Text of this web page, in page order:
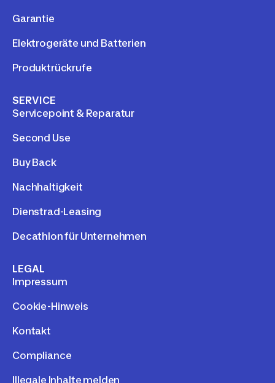
Garantie
Elektrogeräte und Batterien
Produktrückrufe
SERVICE
Servicepoint & Reparatur
Second Use
Buy Back
Nachhaltigkeit
Dienstrad-Leasing
Decathlon für Unternehmen
LEGAL
Impressum
Cookie-Hinweis
Kontakt
Compliance
Illegale Inhalte melden